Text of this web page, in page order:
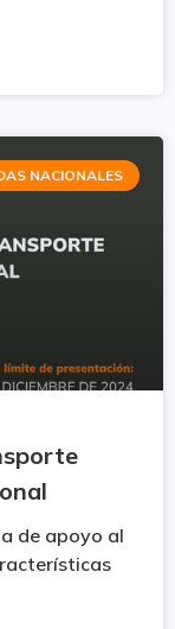
NACIONALES
de apoyo al